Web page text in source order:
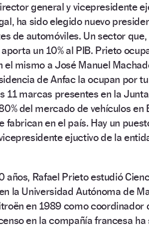
general y vicepresidente
ha sido elegido nuevo
de automóviles. Un sector
un 10% al PIB. Prieto
el mismo a José Manuel
de Anfac la ocupan por
11 marcas presentes en la
del mercado de vehículos en
fabrican en el país. Hay un
ejuctivo de la
años, Rafael Prieto estudió
la Universidad Autónoma de
en 1989 como coordinador
en la compañía francesa